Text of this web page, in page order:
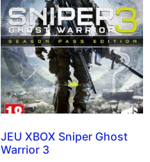
JEU XBOX Sniper Ghost
Warrior 3